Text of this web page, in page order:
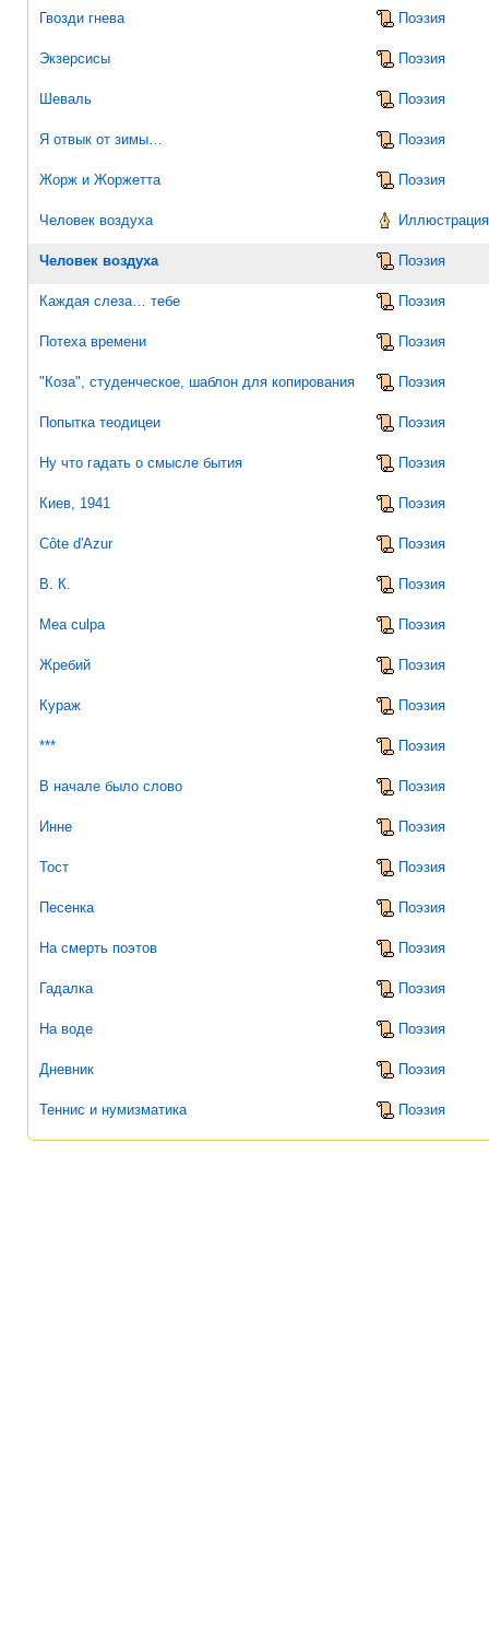
Гвозди гнева Поэзия
Экзерсисы Поэзия
Шеваль Поэзия
Я отвык от зимы… Поэзия
Жорж и Жоржетта Поэзия
Человек воздуха
Человек воздуха Поэзия
Каждая слеза… тебе Поэзия
Потеха времени Поэзия
"Коза", студенческое, шаблон для копирования Поэзия
Попытка теодицеи Поэзия
Ну что гадать о смысле бытия Поэзия
Киев, 1941 Поэзия
Côte d'Azur Поэзия
В. К. Поэзия
Mea culpa Поэзия
Жребий Поэзия
Кураж Поэзия
*** Поэзия
В начале было слово Поэзия
Инне Поэзия
Тост Поэзия
Песенка Поэзия
На смерть поэтов Поэзия
Гадалка Поэзия
На воде Поэзия
Дневник Поэзия
Теннис и нумизматика Поэзия